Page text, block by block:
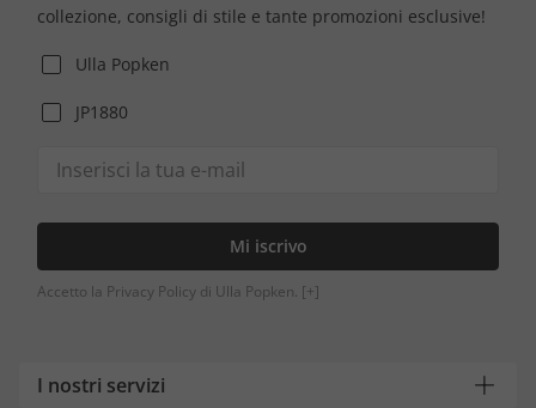
collezione, consigli di stile e tante promozioni esclusive!
Ulla Popken
JP1880
Mi iscrivo
Accetto la Privacy Policy di Ulla Popken. [+]
I nostri servizi